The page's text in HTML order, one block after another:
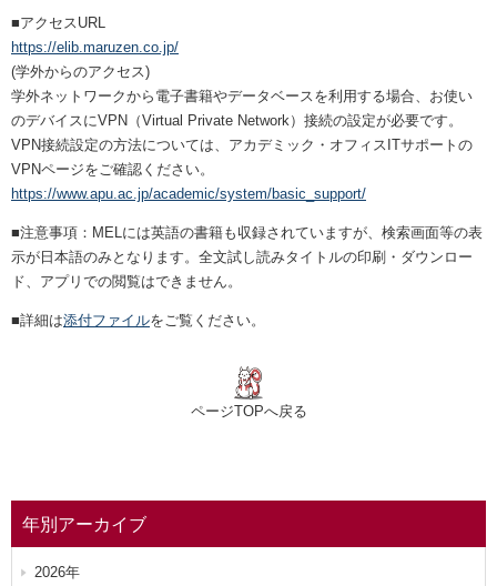
■アクセスURL
https://elib.maruzen.co.jp/
(学外からのアクセス)
学外ネットワークから電子書籍やデータベースを利用する場合、お使い
のデバイスにVPN（Virtual Private Network）接続の設定が必要です。
VPN接続設定の方法については、アカデミック・オフィスITサポートの
VPNページをご確認ください。
https://www.apu.ac.jp/academic/system/basic_support/
■注意事項：MELには英語の書籍も収録されていますが、検索画面等の表
示が日本語のみとなります。全文試し読みタイトルの印刷・ダウンロー
ド、アプリでの閲覧はできません。
■詳細は添付ファイルをご覧ください。
ページTOPへ戻る
年別アーカイブ
2026年